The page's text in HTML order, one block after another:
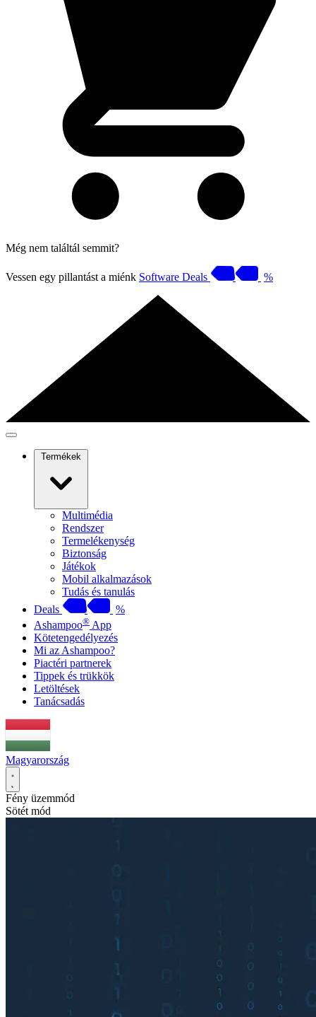
Még nem találtál semmit?
Vessen egy pillantást a miénk Software Deals %
Termékek
Multimédia
Rendszer
Termelékenység
Biztonság
Játékok
Mobil alkalmazások
Tudás és tanulás
Deals
%
Ashampoo® App
Kötetengedélyezés
Mi az Ashampoo?
Piactéri partnerek
Tippek és trükkök
Letöltések
Tanácsadás
Magyarország
Fény üzemmód
Sötét mód